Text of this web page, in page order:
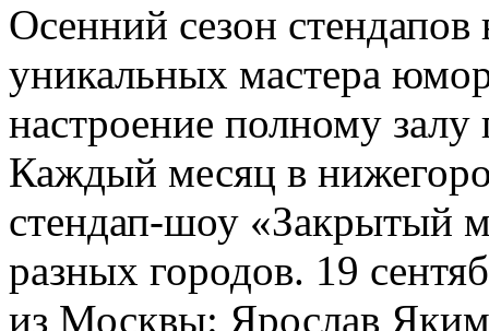
Осенний сезон
уникальных мастера
настроение полному залу
Каждый месяц в
стендап-шоу «Закрытый
разных городов. 19
из Москвы: Ярослав